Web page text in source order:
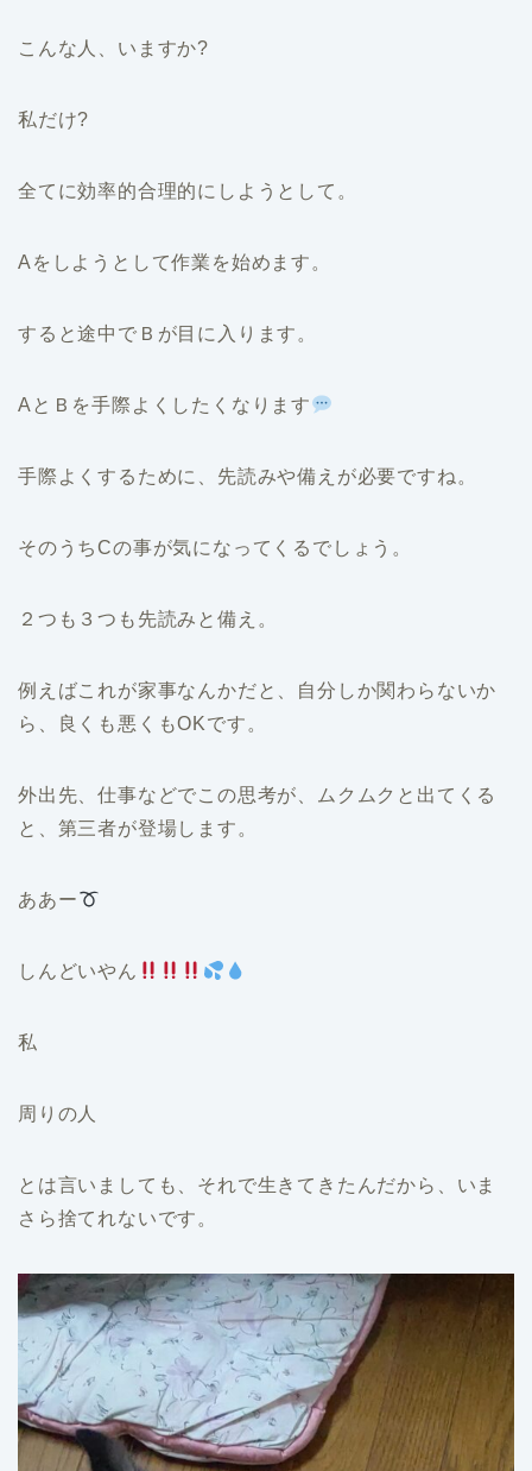
こんな人、いますか?
私だけ?
全てに効率的合理的にしようとして。
Aをしようとして作業を始めます。
すると途中でＢが目に入ります。
AとＢを手際よくしたくなります
手際よくするために、先読みや備えが必要ですね。
そのうちCの事が気になってくるでしょう。
２つも３つも先読みと備え。
例えばこれが家事なんかだと、自分しか関わらないか
ら、良くも悪くもOKです。
外出先、仕事などでこの思考が、ムクムクと出てくる
と、第三者が登場します。
ああー
しんどいやん
私
周りの人
とは言いましても、それで生きてきたんだから、いま
さら捨てれないです。